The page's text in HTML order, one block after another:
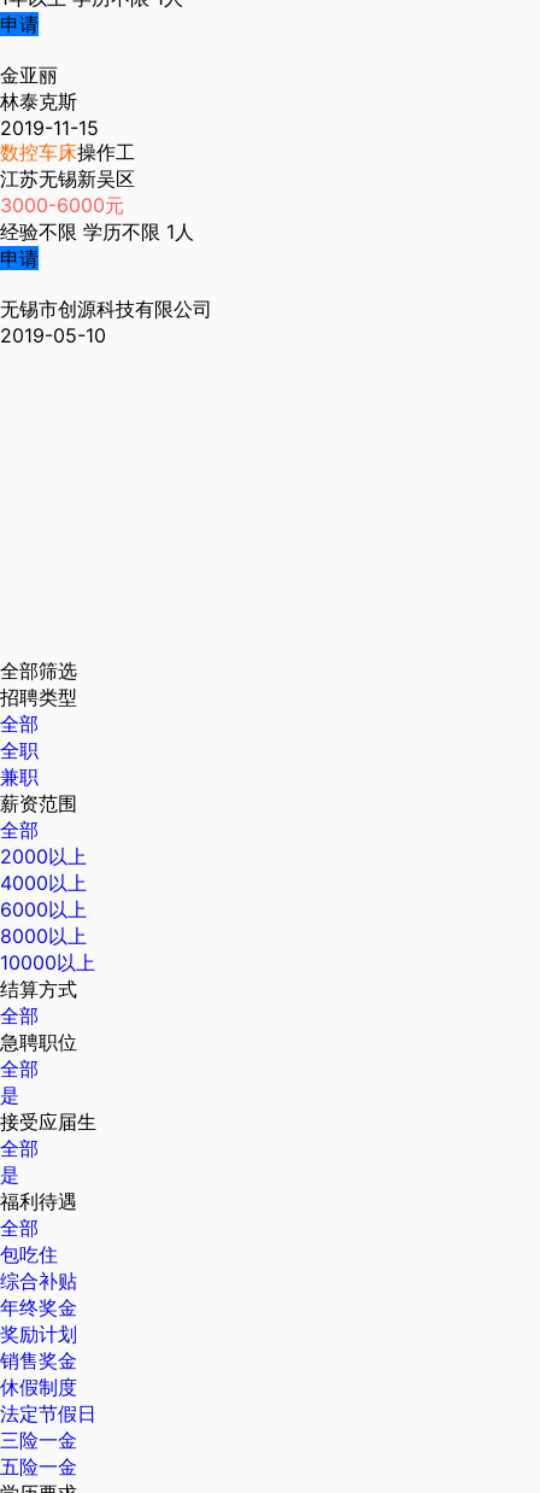
申请
金亚丽
林泰克斯
2019-11-15
数控车床操作工
江苏无锡新吴区
3000-6000元
经验不限 学历不限 1人
申请
无锡市创源科技有限公司
2019-05-10
全部筛选
招聘类型
全部
全职
兼职
薪资范围
全部
2000以上
4000以上
6000以上
8000以上
10000以上
结算方式
全部
急聘职位
全部
是
接受应届生
全部
是
福利待遇
全部
包吃住
综合补贴
年终奖金
奖励计划
销售奖金
休假制度
法定节假日
三险一金
五险一金